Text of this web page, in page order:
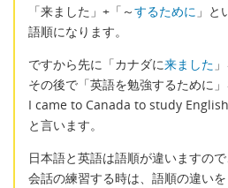
「来ました」+「～するために 」と
語順になります。
ですから先に「カナダに来ました
その後で「英語を勉強するために」
I came to Canada to study
と言います。
日本語と英語は語順が違いますので
会話の練習する時は、語順の違いを